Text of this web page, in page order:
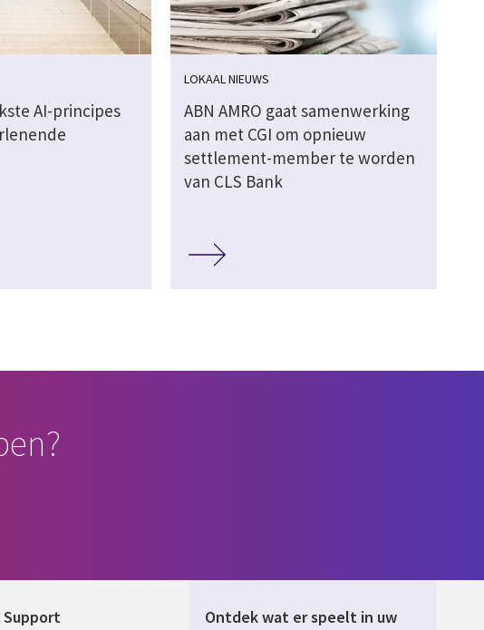
AI-principes
LOKAAL NIEUWS
ABN AMRO gaat samenwerking
aan met CGI om opnieuw
settlement-member te worden
van CLS Bank
Support
Ontdek wat er speelt in uw